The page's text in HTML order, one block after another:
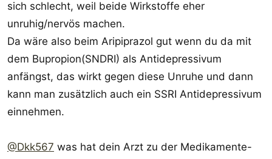
sich schlecht, weil beide Wirkstoffe eher
unruhig/nervös machen.
Da wäre also beim Aripiprazol gut wenn du da mit
dem Bupropion(SNDRI) als Antidepressivum
anfängst, das wirkt gegen diese Unruhe und dann
kann man zusätzlich auch ein SSRI Antidepressivum
einnehmen.
@Dkk567 was hat dein Arzt zu der Medikamente-